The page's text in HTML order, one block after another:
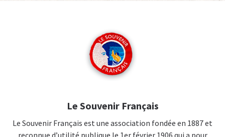
Le Souvenir Français
Le Souvenir Français est une association fondée en 1887 et